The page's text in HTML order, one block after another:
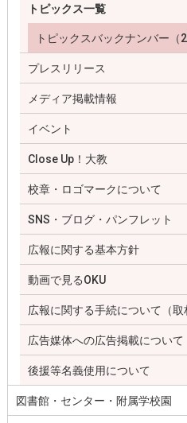
トピックス一覧
トピックスバックナンバー（
プレスリリース
メディア掲載情報
イベント
Close Up！大教
校章・ロゴマークについて
SNS・ブログ・パンフレット
広報に関する基本方針
動画で見るOKU
広報に関する手続について（取
広告媒体への広告掲載について
後援等名義使用について
図書館・センター・附属学校園